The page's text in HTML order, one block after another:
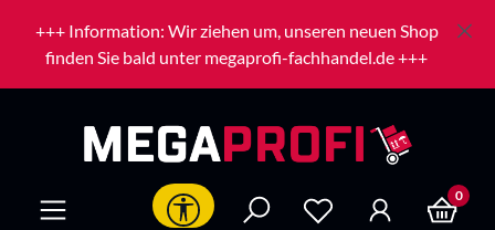
Zum Hauptinhalt springen
+++ Information: Wir ziehen um, unseren neuen Shop
finden Sie bald unter megaprofi-fachhandel.de +++
Werkzeugleiste anzeigen 0